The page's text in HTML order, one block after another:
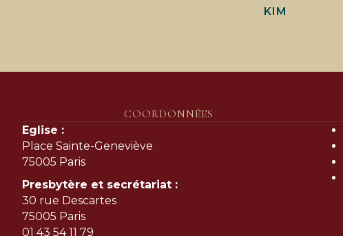
KIM
COORDONNÉES
Eglise :
Place Sainte-Geneviève
75005 Paris
Presbytère et secrétariat :
30 rue Descartes
75005 Paris
01 43 54 11 79